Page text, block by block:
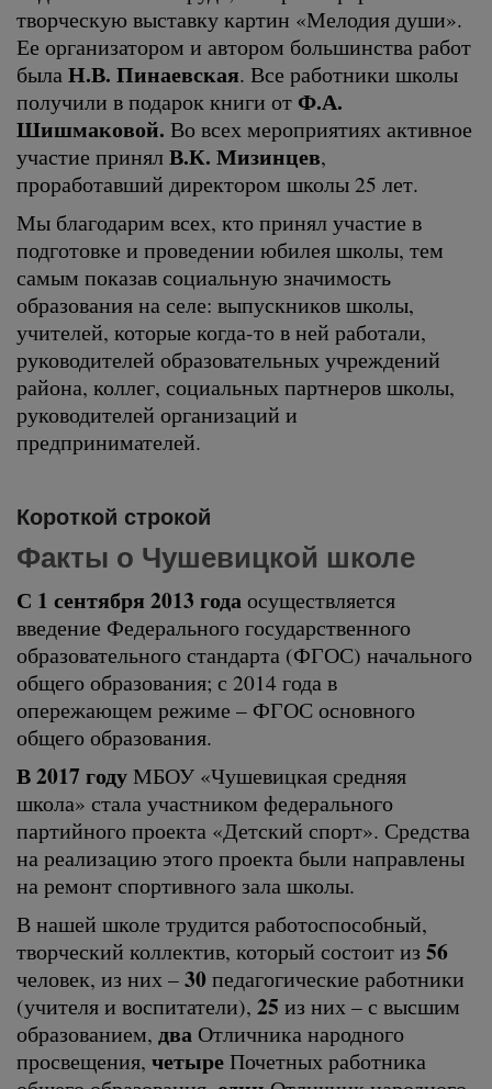
творческую выставку картин «Мелодия души».
Ее организатором и автором большинства работ
была Н.В. Пинаевская. Все работники школы
получили в подарок книги отФ.А.
Шишмаковой. Во всех мероприятиях активное
участие принялВ.К. Мизинцев,
проработавший директором школы 25 лет.
Мы благодарим всех, кто принял участие в
подготовке и проведении юбилея школы, тем
самым показав социальную значимость
образования на селе: выпускников школы,
учителей, которые когда-то в ней работали,
руководителей образовательных учреждений
района, коллег, социальных партнеров школы,
руководителей организаций и
предпринимателей.
Короткой строкой
Факты о Чушевицкой школе
С 1 сентября 2013 годаосуществляется
введение Федерального государственного
образовательного стандарта (ФГОС) начального
общего образования; с 2014 года в
опережающем режиме – ФГОС основного
общего образования.
В 2017 годуМБОУ «Чушевицкая средняя
школа» стала участником федерального
партийного проекта «Детский спорт». Средства
на реализацию этого проекта были направлены
на ремонт спортивного зала школы.
В нашей школе трудится работоспособный,
творческий коллектив, который состоит из56
человек, из них –30педагогические работники
(учителя и воспитатели), 25 из них – с высшим
образованием, два Отличника народного
просвещения, четыреПочетных работника